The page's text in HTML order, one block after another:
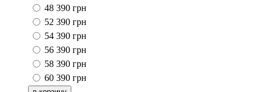
48 390 грн
52 390 грн
54 390 грн
56 390 грн
58 390 грн
60 390 грн